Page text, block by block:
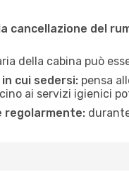
cancellazione del
della cabina può
cui sedersi: pensa
ai servizi igienici
regolarmente: